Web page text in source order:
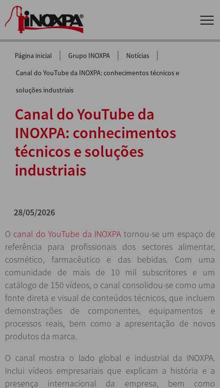
Página inicial | Grupo INOXPA | Notícias |
Canal do YouTube da INOXPA: conhecimentos técnicos e
soluções industriais
Canal do YouTube da
INOXPA: conhecimentos
técnicos e soluções
industriais
28/05/2026
O canal do YouTube da INOXPA tornou-se um espaço de
referência para profissionais dos sectores alimentar,
cosmético, farmacêutico e das bebidas. Com uma
comunidade de mais de 10 mil subscritores e um
catálogo de 150 vídeos, o canal consolidou-se como uma
fonte direta e visual de conteúdos técnicos, que incluem
demonstrações de componentes, equipamentos e
processos reais, bem como a apresentação de novos
produtos da marca.
O canal mostra o lado global e industrial da INOXPA.
Inclui vídeos empresariais que explicam a história e a
presença internacional da empresa, bem como